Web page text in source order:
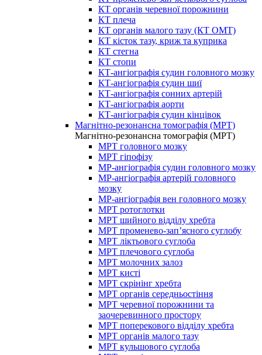
КТ органів черевної порожнини
КТ плеча
КТ органів малого тазу (КТ ОМТ)
КТ кісток тазу, криж та куприка
КТ стегна
КТ стопи
КТ-ангіографія судин головного мозку
КТ-ангіографія судин шиї
КТ-ангіографія сонних артерій
КТ-ангіографія аорти
КТ-ангіографія судин кінцівок
Магнітно-резонансна томографія (МРТ)
Магнітно-резонансна томографія (МРТ)
МРТ головного мозку
МРТ гіпофізу
МР-ангіографія судин головного мозку
МР-ангіографія артерій головного
мозку
МР-ангіографія вен головного мозку
МРТ ротоглотки
МРТ шийного відділу хребта
МРТ променево-зап’ясного суглобу
МРТ ліктьового суглоба
МРТ плечового суглоба
МРТ молочних залоз
МРТ кисті
МРТ скрінінг хребта
МРТ органів середньостіння
МРТ черевної порожнини та
заочеревинного простору
МРТ поперекового відділу хребта
МРТ органів малого тазу
МРТ кульшового суглоба